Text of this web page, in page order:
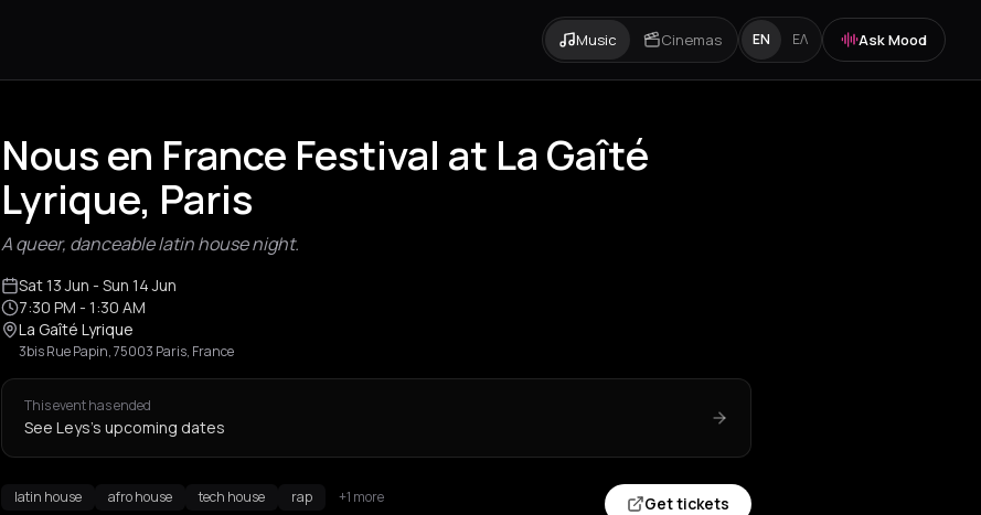
Music Cinemas EN ΕΛ Ask Mood
Nous en France Festival at La Gaîté
Lyrique, Paris
A queer, danceable latin house night.
Sat 13 Jun - Sun 14 Jun
7:30 PM - 1:30 AM
La Gaîté Lyrique
3bis Rue Papin, 75003 Paris, France
This event has ended
See Leys's upcoming dates
latin house afro house tech house rap +1 more Get tickets